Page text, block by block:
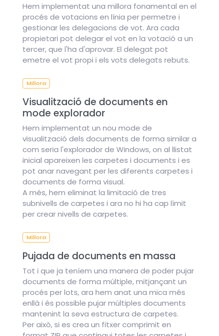
Hem implementat una millora fonamental en el
procés de votacions en línia per permetre i
gestionar les delegacions de vot. Ara cada
propietari pot delegar el vot en la votació a un
tercer, que l'ha d'aprovar. El delegat pot
emetre el vot propi i els vots delegats rebuts.
Millora
Visualització de documents en
mode explorador
Hem implementat un nou mode de
visualització dels documents de forma similar a
com seria l'explorador de Windows, on al llistat
inicial apareixen les carpetes i documents i es
pot anar navegant per les diferents carpetes i
documents de forma visual.
A més, hem eliminat la limitació de tres
subnivells de carpetes i ara no hi ha cap límit
per crear nivells de carpetes.
Millora
Pujada de documents en massa
Tot i que ja teníem una manera de poder pujar
documents de forma múltiple, mitjançant un
procés per lots, ara hem anat una mica més
enllà i és possible pujar múltiples documents
mantenint la seva estructura de carpetes.
Per això, si es crea un fitxer comprimit en